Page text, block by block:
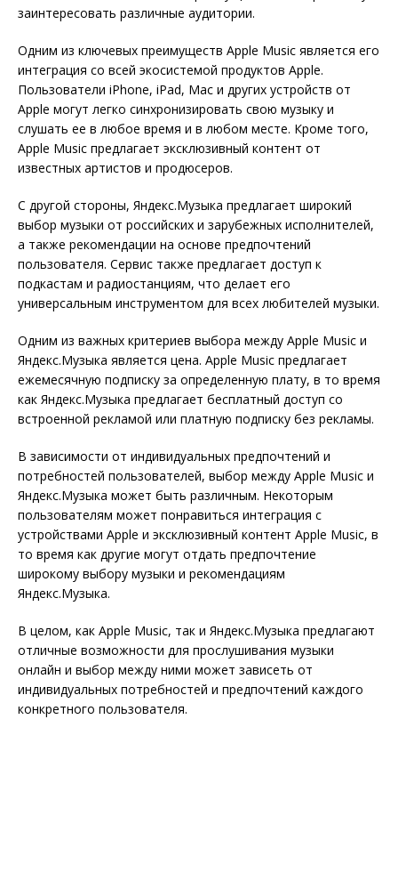
заинтересовать различные аудитории.
Одним из ключевых преимуществ Apple Music является его
интеграция со всей экосистемой продуктов Apple.
Пользователи iPhone, iPad, Mac и других устройств от
Apple могут легко синхронизировать свою музыку и
слушать ее в любое время и в любом месте. Кроме того,
Apple Music предлагает эксклюзивный контент от
известных артистов и продюсеров.
С другой стороны, Яндекс.Музыка предлагает широкий
выбор музыки от российских и зарубежных исполнителей,
а также рекомендации на основе предпочтений
пользователя. Сервис также предлагает доступ к
подкастам и радиостанциям, что делает его
универсальным инструментом для всех любителей музыки.
Одним из важных критериев выбора между Apple Music и
Яндекс.Музыка является цена. Apple Music предлагает
ежемесячную подписку за определенную плату, в то время
как Яндекс.Музыка предлагает бесплатный доступ со
встроенной рекламой или платную подписку без рекламы.
В зависимости от индивидуальных предпочтений и
потребностей пользователей, выбор между Apple Music и
Яндекс.Музыка может быть различным. Некоторым
пользователям может понравиться интеграция с
устройствами Apple и эксклюзивный контент Apple Music, в
то время как другие могут отдать предпочтение
широкому выбору музыки и рекомендациям
Яндекс.Музыка.
В целом, как Apple Music, так и Яндекс.Музыка предлагают
отличные возможности для прослушивания музыки
онлайн и выбор между ними может зависеть от
индивидуальных потребностей и предпочтений каждого
конкретного пользователя.